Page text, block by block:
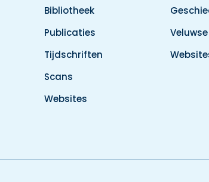
Bibliotheek
Publicaties
Tijdschriften
Scans
Websites